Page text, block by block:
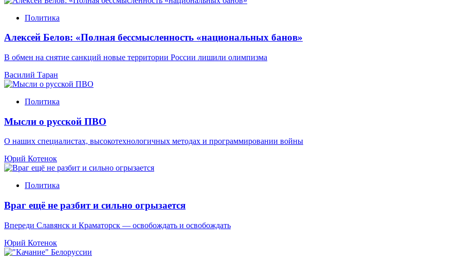
Политика
Алексей Белов: «Полная бессмысленность «национальных банов»
В обмен на снятие санкций новые территории России лишили олимпизма
Василий Таран
Политика
Мысли о русской ПВО
О наших специалистах, высокотехнологичных методах и программировании войны
Юрий Котенок
Политика
Враг ещё не разбит и сильно огрызается
Впереди Славянск и Краматорск — освобождать и освобождать
Юрий Котенок